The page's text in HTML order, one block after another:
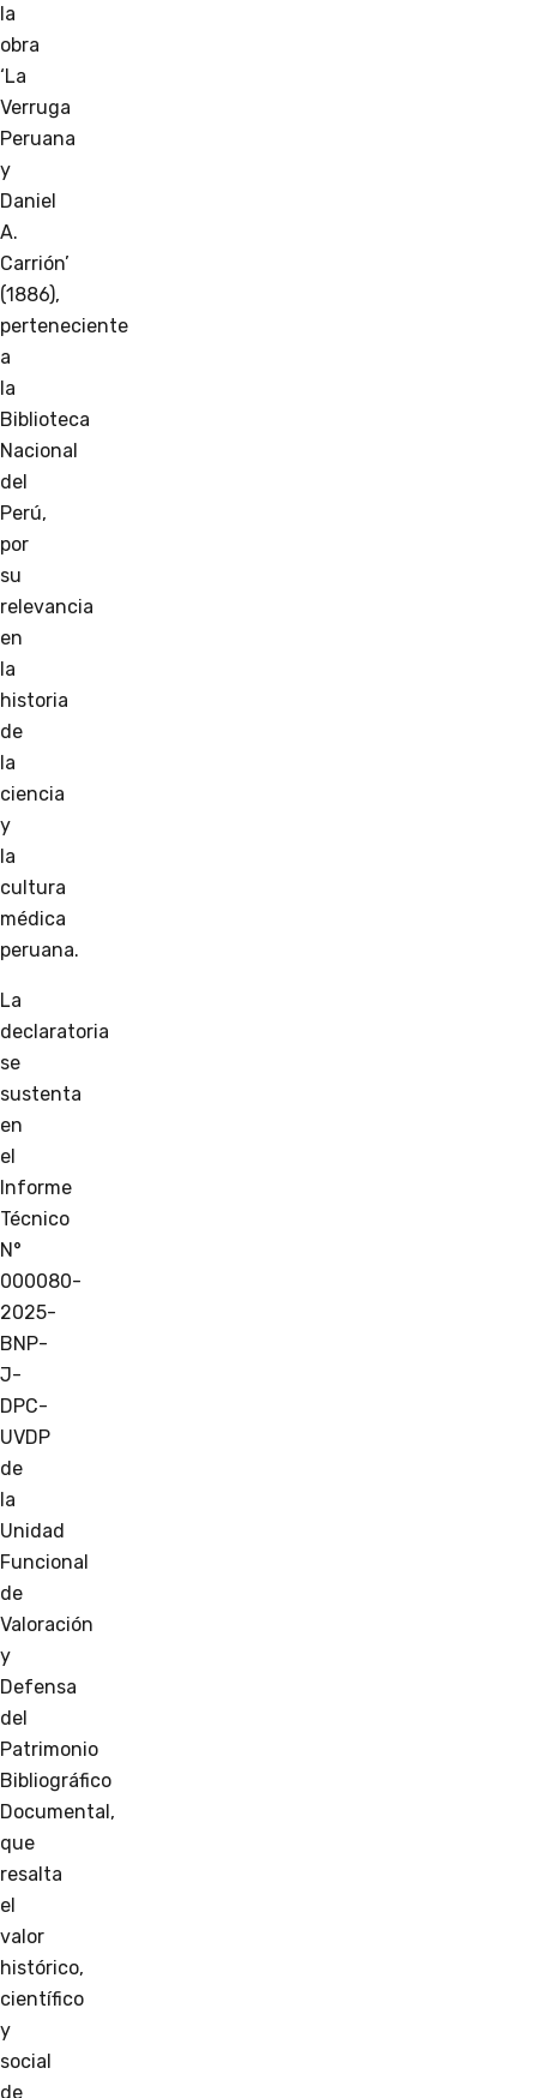
la
obra
‘La
Verruga
Peruana
y
Daniel
A.
Carrión’
(1886),
perteneciente
a
la
Biblioteca
Nacional
del
Perú,
por
su
relevancia
en
la
historia
de
la
ciencia
y
la
cultura
médica
peruana.
La
declaratoria
se
sustenta
en
el
Informe
Técnico
N°
000080-
2025-
BNP-
J-
DPC-
UVDP
de
la
Unidad
Funcional
de
Valoración
y
Defensa
del
Patrimonio
Bibliográfico
Documental,
que
resalta
el
valor
histórico,
científico
y
social
de